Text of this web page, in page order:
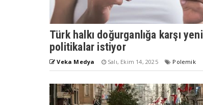
Türk halkı doğurganlığa karşı yeni
politikalar istiyor
Veka Medya Salı, Ekim 14, 2025 Polemik